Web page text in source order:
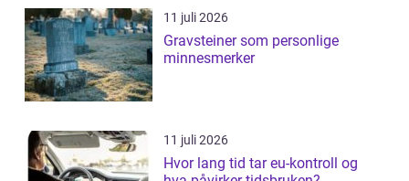
11 juli 2026
Gravsteiner som personlige
minnesmerker
11 juli 2026
Hvor lang tid tar eu-kontroll og